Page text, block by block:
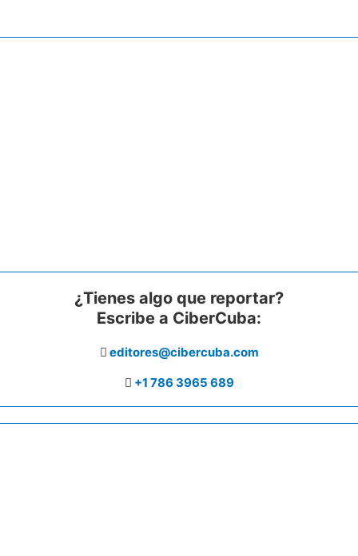
¿Tienes algo que reportar?
Escribe a CiberCuba:
editores@cibercuba.com
+1 786 3965 689